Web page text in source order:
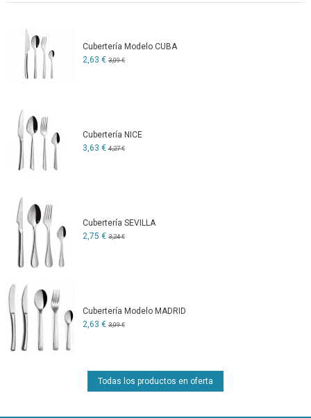
Cubertería Modelo CUBA
2,63 € 3,09 €
Cubertería NICE
3,63 € 4,27 €
Cubertería SEVILLA
2,75 € 3,24 €
Cubertería Modelo MADRID
2,63 € 3,09 €
Todas los productos en oferta